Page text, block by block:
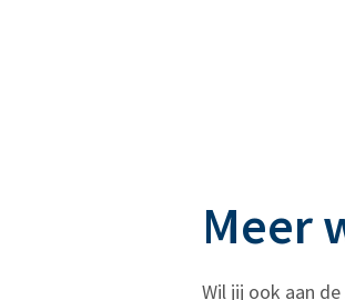
Meer
Wil jij ook aan